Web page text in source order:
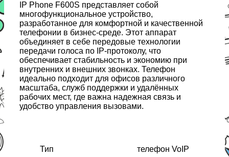
IP Phone F600S представляет собой
многофункциональное устройство,
разработанное для комфортной и качественной
телефонии в бизнес-среде. Этот аппарат
объединяет в себе передовые технологии
передачи голоса по IP-протоколу, что
обеспечивает стабильность и экономию при
внутренних и внешних звонках. Телефон
идеально подходит для офисов различного
масштаба, служб поддержки и удалённых
рабочих мест, где важна надежная связь и
удобство управления вызовами.
Тип телефон VoIP